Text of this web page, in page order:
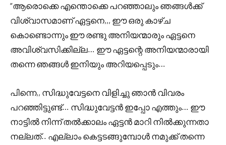
“ആരൊക്കെ എന്തൊക്കെ പറഞ്ഞാലും ഞങ്ങൾക്ക്
വിശ്വാസമാണ് ഏട്ടനെ,,, ഈ ഒരു കാഴ്ച
കൊണ്ടൊന്നും ഈ രണ്ടു അനിയന്മാരും ഏട്ടനെ
അവിശ്വസിക്കില്ല… ഈ ഏട്ടന്റെ അനിയന്മാരായി
തന്നെ ഞങ്ങൾ ഇനിയും അറിയപ്പെടും…
പിന്നെ,, സിദ്ധുവേട്ടനെ വിളിച്ചു ഞാൻ വിവരം
പറഞ്ഞിട്ടുണ്ട്… സിദ്ധുവേട്ടൻ ഇപ്പോ എത്തും… ഈ
നാട്ടിൽ നിന്ന് തൽക്കാലം ഏട്ടൻ മാറി നിൽക്കുന്നതാ
നല്ലത്.. എല്ലാം കെട്ടടങ്ങുമ്പോൾ നമുക്ക് തന്നെ